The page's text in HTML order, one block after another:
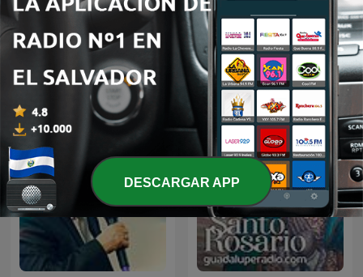
Restauracion Predicaciones Cristianas
DESCARGAR APP